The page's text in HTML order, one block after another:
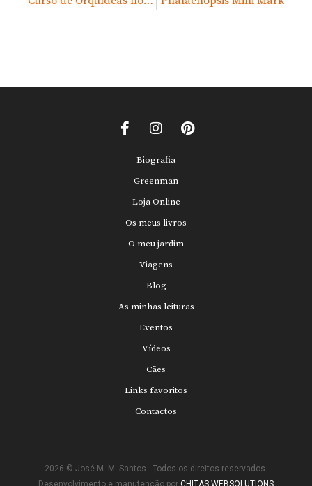
Biografia
Greenman
Loja Online
Os meus livros
O meu jardim
Viagens
Blog
As minhas leituras
Eventos
Vídeos
Cães
Links favoritos
Contactos
2026 © José M. M. Santos - Todos os direitos reservados.
Desenvolvimento e manutenção por CHITAS WEBSOLUTIONS